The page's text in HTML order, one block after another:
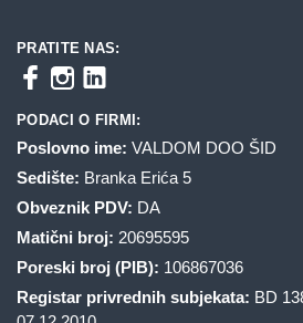
PRATITE NAS:
PODACI O FIRMI:
Poslovno ime: VALDOM DOO ŠID
Sedište: Branka Erića 5
Obveznik PDV: DA
Matični broj: 20695595
Poreski broj (PIB): 106867036
Registar privrednih subjekata: BD